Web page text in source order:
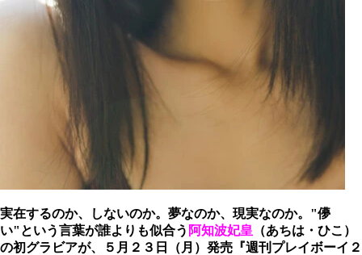
実在するのか、しないのか。夢なのか、現実なのか。"儚
い"という言葉が誰よりも似合う 阿知波妃皇 （あちは・ひこ）
の初グラビアが、５月２３日（月）発売『週刊プレイボーイ２